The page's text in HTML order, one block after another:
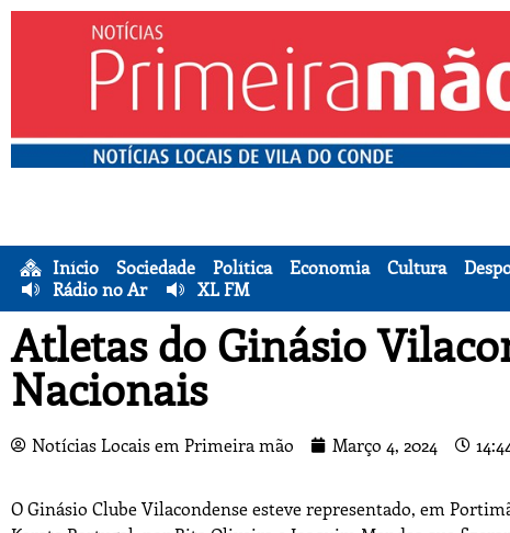
Início Sociedade Política Economia Cultura
Rádio no Ar
XL FM
Atletas do Ginásio
Nacionais
Notícias Locais em Primeira mão Março 4, 2024
O Ginásio Clube Vilacondense esteve representado, em